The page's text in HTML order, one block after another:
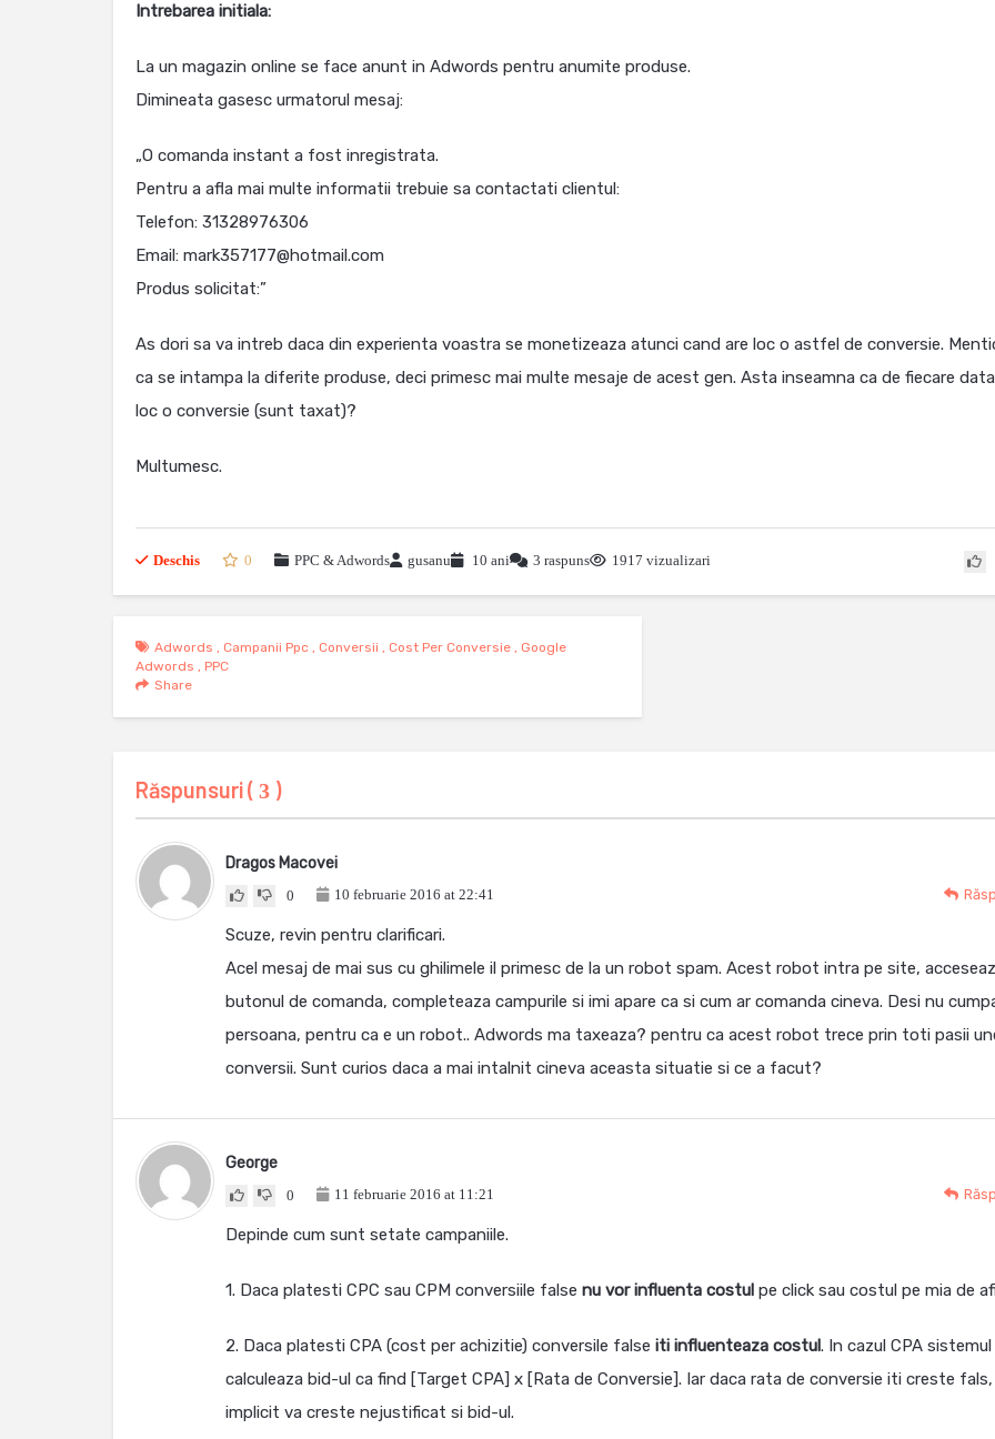
Intrebarea initiala:
La un magazin online se face anunt in Adwords pentru anumite produse.
Dimineata gasesc urmatorul mesaj:
„O comanda instant a fost inregistrata.
Pentru a afla mai multe informatii trebuie sa contactati clientul:
Telefon: 31328976306
Email: mark357177@hotmail.com
Produs solicitat:”
As dori sa va intreb daca din experienta voastra se monetizeaza atunci cand are loc o astfel de conversie.
ca se intampa la diferite produse, deci primesc mai multe mesaje de acest gen. Asta inseamna ca de fiecare
loc o conversie (sunt taxat)?
Multumesc.
Deschis 0 PPC & Adwords gusanu 10 ani 3 raspuns 1917 vizualizari
Adwords , Campanii Ppc , Conversii , Cost Per Conversie , Google
Adwords , PPC
Share
Răspunsuri ( 3 )
Dragos Macovei
0 10 februarie 2016 at 22:41
Scuze, revin pentru clarificari.
Acel mesaj de mai sus cu ghilimele il primesc de la un robot spam. Acest robot intra pe site,
butonul de comanda, completeaza campurile si imi apare ca si cum ar comanda cineva. Desi nu
persoana, pentru ca e un robot.. Adwords ma taxeaza? pentru ca acest robot trece prin toti pasii
conversii. Sunt curios daca a mai intalnit cineva aceasta situatie si ce a facut?
George
0 11 februarie 2016 at 11:21
Depinde cum sunt setate campaniile.
1. Daca platesti CPC sau CPM conversiile false nu vor influenta costul pe click sau costul pe mia de
2. Daca platesti CPA (cost per achizitie) conversile false iti influenteaza costul. In cazul CPA sistemul
calculeaza bid-ul ca find [Target CPA] x [Rata de Conversie]. Iar daca rata de conversie iti creste fals,
implicit va creste nejustificat si bid-ul.